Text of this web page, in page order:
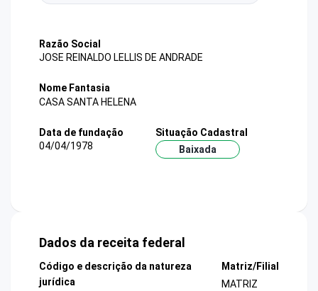
Razão Social
JOSE REINALDO LELLIS DE ANDRADE
Nome Fantasia
CASA SANTA HELENA
Data de fundação
04/04/1978
Situação Cadastral
Baixada
Dados da receita federal
Código e descrição da natureza
jurídica
Matriz/Filial
MATRIZ